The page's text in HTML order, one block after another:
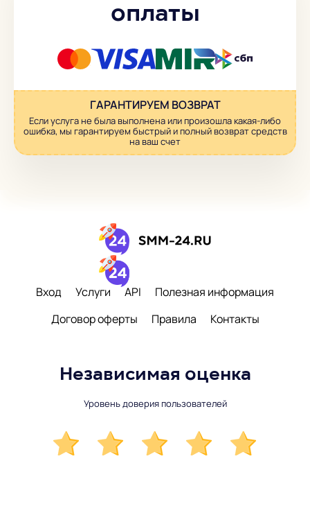
оплаты
ГАРАНТИРУЕМ ВОЗВРАТ
Если услуга не была выполнена или произошла какая-либо
ошибка, мы гарантируем быстрый и полный возврат средств
на ваш счет
Вход Услуги API
Полезная информация
Договор оферты
Правила Контакты
Независимая оценка
Уровень доверия пользователей